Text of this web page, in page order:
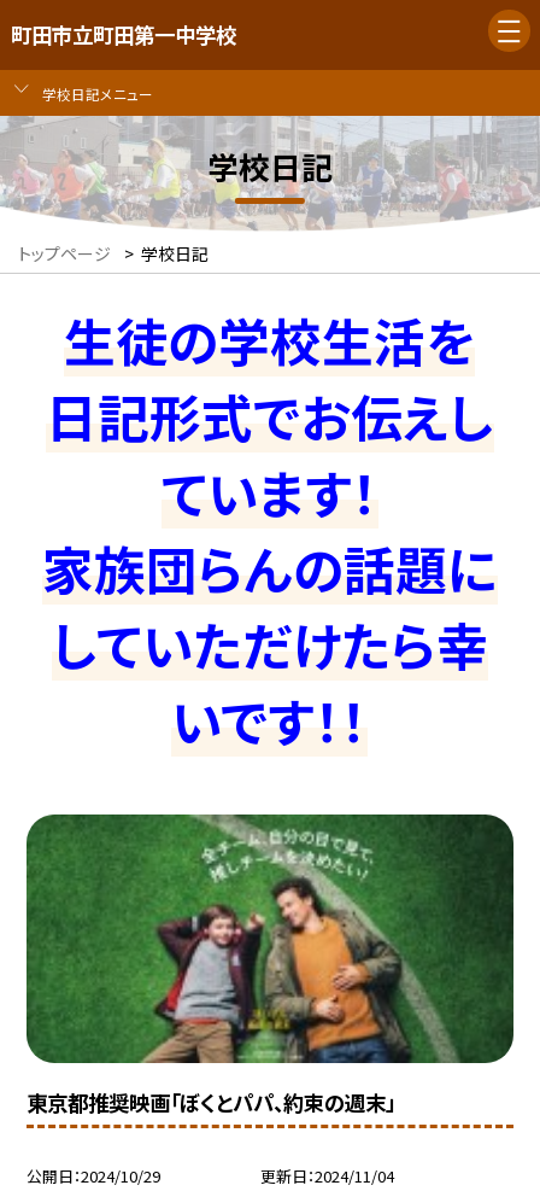
町田市立町田第一中学校
学校日記メニュー
学校日記
トップページ > 学校日記
生徒の学校生活を
日記形式でお伝えし
ています！
家族団らんの話題に
していただけたら幸
いです！！
東京都推奨映画「ぼくとパパ、約束の週末」
公開日 2024/10/29 更新日 2024/11/04